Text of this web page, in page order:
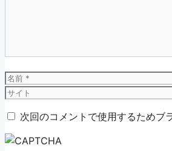
名
前
次回のコメントで使用するためブ